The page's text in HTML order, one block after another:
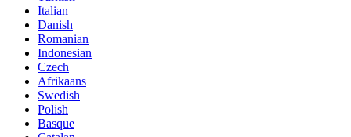
Italian
Danish
Romanian
Indonesian
Czech
Afrikaans
Swedish
Polish
Basque